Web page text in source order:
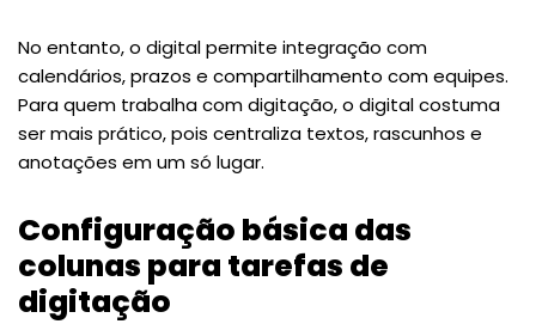
No entanto, o digital permite integração com
calendários, prazos e compartilhamento com equipes.
Para quem trabalha com digitação, o digital costuma
ser mais prático, pois centraliza textos, rascunhos e
anotações em um só lugar.
Configuração básica das
colunas para tarefas de
digitação